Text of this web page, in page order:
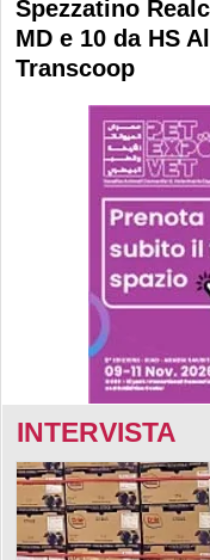
Spezzatino
MD e 10 da HS
Transcoop
INTERVISTA